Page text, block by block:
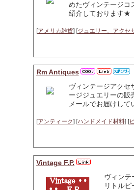
めたヴィンテージコ
紹介しております★
[アメリカ雑貨] [ジュエリー、アクセ
Rm Antiques
ヴィンテージアクセ
ージジュエリーの販
メールでお届けして
[アンティーク] [ハンドメイド材料] [
Vintage F.P.
ヴィンテ
リトル